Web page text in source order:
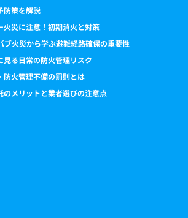
防策を解説
火災に注意！初期消火と対策
ブ火災から学ぶ避難経路確保の重要性
見る日常の防火管理リスク
防火管理不備の罰則とは
のメリットと業者選びの注意点